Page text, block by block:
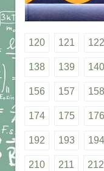
120 121 122
138 139 140
156 157 158
174 175 176
192 193 194
210 211 212